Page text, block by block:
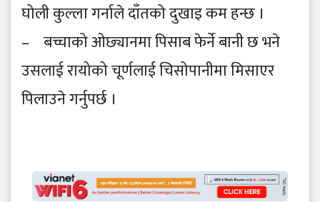
घोली कुल्ला गर्नाले दाँतको दुखाइ कम हन्छ ।
– बच्चाको ओछ्यानमा पिसाब फेर्ने बानी छ भने
उसलाई रायोको चूर्णलाई चिसोपानीमा मिसाएर
पिलाउने गर्नुपर्छ ।